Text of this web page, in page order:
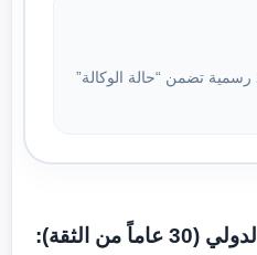
تضمن “حالة الوكالة”
تواصل مع خبير الشحن الدولي (30 عاماً من الثقة):